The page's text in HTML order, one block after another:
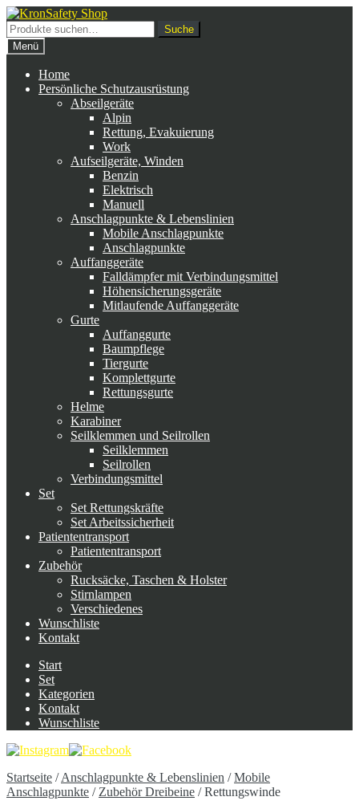
Zur
Navigation
springen
Zum
Inhalt
springen
Suche
nach:
Suche
Menü
Home
Persönliche Schutzausrüstung
Abseilgeräte
Alpin
Rettung, Evakuierung
Work
Aufseilgeräte, Winden
Benzin
Elektrisch
Manuell
Anschlagpunkte & Lebenslinien
Mobile Anschlagpunkte
Anschlagpunkte
Auffanggeräte
Falldämpfer mit Verbindungsmittel
Höhensicherungsgeräte
Mitlaufende Auffanggeräte
Gurte
Auffanggurte
Baumpflege
Tiergurte
Komplettgurte
Rettungsgurte
Helme
Karabiner
Seilklemmen und Seilrollen
Seilklemmen
Seilrollen
Verbindungsmittel
Set
Set Rettungskräfte
Set Arbeitssicherheit
Patiententransport
Patiententransport
Zubehör
Rucksäcke, Taschen & Holster
Stirnlampen
Verschiedenes
Wunschliste
Kontakt
Start
Set
Kategorien
Kontakt
Wunschliste
Startseite /Anschlagpunkte & Lebenslinien /Mobile
Anschlagpunkte / Zubehör Dreibeine /Rettungswinde